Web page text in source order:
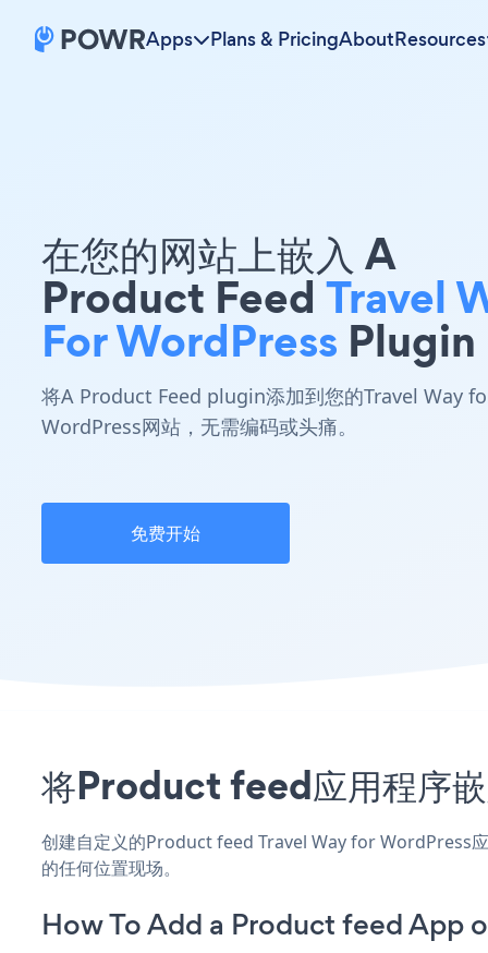
Apps Plans & PricingAboutResources
在您的网站上嵌入 A
Product FeedTravel
For WordPress Plugin
将A Product Feed plugin添加到您的Travel Way
WordPress网站，无需编码或头痛。
免费开始
将Product feed应用程序
创建自定义的Product feed Travel Way for WordPress
的任何位置现场。
How To Add a Product feed App